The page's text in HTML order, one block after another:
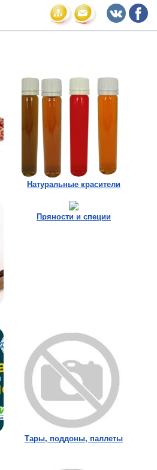
Натуральные красители
Пряности и специи
Тары, поддоны, паллеты